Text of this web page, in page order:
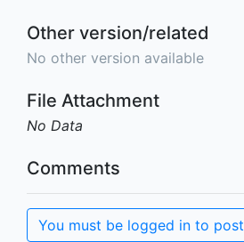
Other version/related
No other version available
File Attachment
No Data
Comments
You must be logged in to